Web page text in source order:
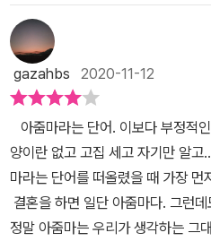
놀아? 소리 들어 보자.​저자는 글쓰
놀이터인 주방에 책상을 추가하고
있게 놀이터를 재정비했다. 마음이 시키는 대로 행동한 것이다.​나에
게도 논다는 것은 책을 읽거나 영화
는데, 뭐든 좋았고 행복도 느끼고,
기를 즐겨 놀았다. p 201​마지막으
한 일이지만, 그 과정에서 내 인생의
하는 저자에게 마음이 간다.​
그리고 꿈과 관련해 좋은 동지와
듯 좋았다. 배우자 때문에 상처를 받
도 하는 보통의 가정주부였지만 저
어지는 이유는 그녀의 꿈이 현재진
자는 내게 행복이라는 향수를 발하
야 한다. 그래야 쉽다.인생도 그렇
행복하다. 135쪽불우했던 유년시
으면서 납득되지 않았던 부모님의
던 친오빠를 그리고 생계문제로 이
까움과 고마움을 느끼게 만들었다
gazahbs 2020-11-12
아줌마라는 단어. 이보다 부정적
양이란 없고 고집 세고 자기만 알
마라는 단어를 떠올렸을 때 가장
결혼을 하면 일단 아줌마다. 그런
정말 아줌마는 우리가 생각하는